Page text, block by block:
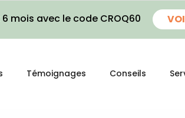
mois avec le code CROQ60
Témoignages Conseils